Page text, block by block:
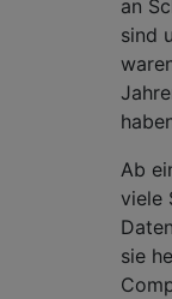
an
sind
Ab
viele
sie